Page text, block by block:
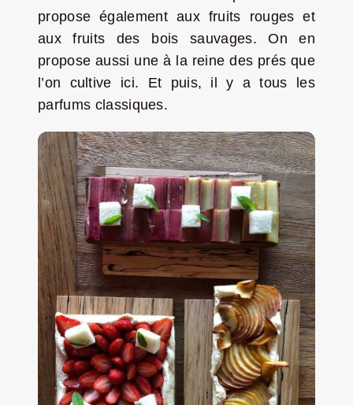
propose également aux fruits rouges et
aux fruits des bois sauvages. On en
propose aussi une à la reine des prés que
l’on cultive ici. Et puis, il y a tous les
parfums classiques.